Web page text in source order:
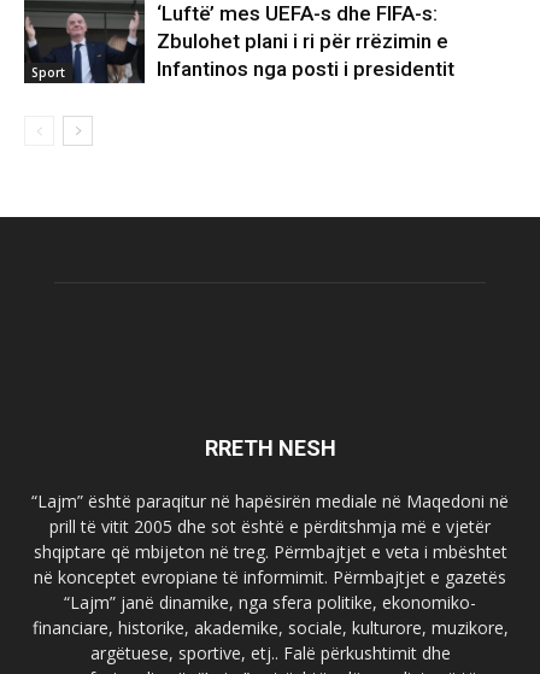
Sport
‘Luftë’ mes UEFA-s dhe FIFA-s:
Zbulohet plani i ri për rrëzimin e
Infantinos nga posti i presidentit
RRETH NESH
“Lajm” është paraqitur në hapësirën mediale në Maqedoni në
prill të vitit 2005 dhe sot është e përditshmja më e vjetër
shqiptare që mbijeton në treg. Përmbajtjet e veta i mbështet
në konceptet evropiane të informimit. Përmbajtjet e gazetës
“Lajm” janë dinamike, nga sfera politike, ekonomiko-
financiare, historike, akademike, sociale, kulturore, muzikore,
argëtuese, sportive, etj.. Falë përkushtimit dhe